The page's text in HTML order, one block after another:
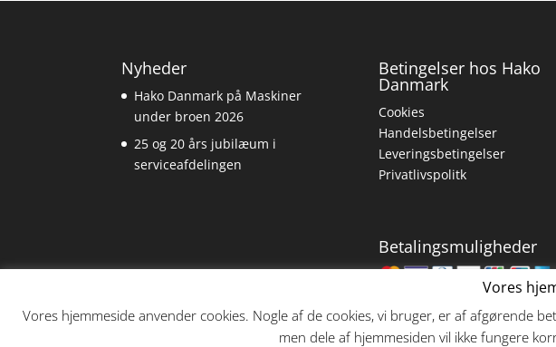
Nyheder
Hako Danmark på Maskiner
under broen 2026
25 og 20 års jubilæum i
serviceafdelingen
Betingelser hos Hako
Danmark
Cookies
Handelsbetingelser
Leveringsbetingelser
Privatlivspolitk
Betalingsmuligheder
Vores
Vores hjemmeside anvender cookies. Nogle af de cookies, vi bruger, er af afgørende
men dele af hjemmesiden vil ikke fungere